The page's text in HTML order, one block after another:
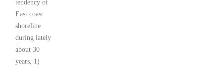
tendency of
East coast
shoreline
during lately
about 30
years, 1)